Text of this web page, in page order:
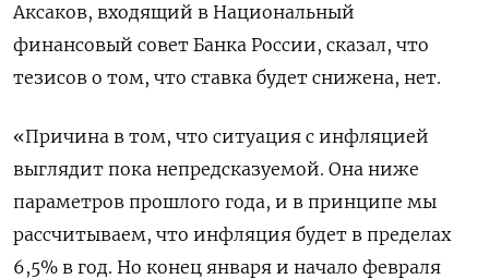
Аксаков, входящий в Национальный
финансовый совет Банка России, сказал, что
тезисов о том, что ставка будет снижена, нет.
«Причина в том, что ситуация с инфляцией
выглядит пока непредсказуемой. Она ниже
параметров прошлого года, и в принципе мы
рассчитываем, что инфляция будет в пределах
6,5% в год. Но конец января и начало февраля